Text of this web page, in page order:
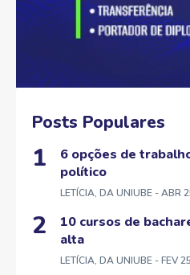
Posts Populares
6 opções de
político
LETÍCIA, DA UNIUBE - ABR
10 cursos de
alta
LETÍCIA, DA UNIUBE - FEV